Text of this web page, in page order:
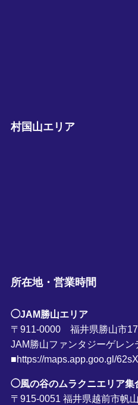
村国山エリア
所在地・営業時間
◯JAM勝山エリア
〒911-0000 福井県勝山市
JAM勝山ファンタジーゲレ
■https://maps.app.goo.gl/
◯風の谷のムラクニエリア集
〒915-0051 福井県越前市帆